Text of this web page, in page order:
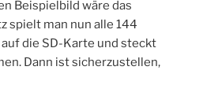
Beispielbild wäre das
spielt man nun alle 144
die SD-Karte und steckt
Dann ist sicherzustellen,